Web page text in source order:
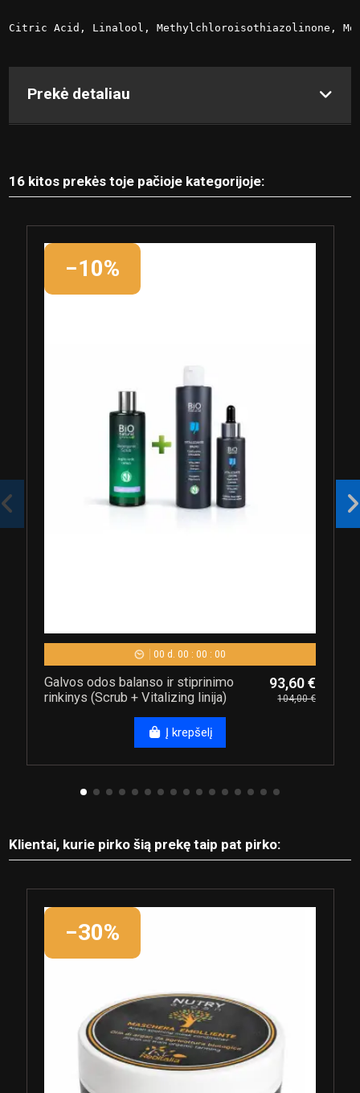
Citric Acid, Linalool, Methylchloroisothiazolinone,
Prekė detaliau
16 kitos prekės toje pačioje kategorijoje:
−10%
00 d. 00 : 00 : 00
Galvos odos balanso ir stiprinimo
rinkinys (Scrub + Vitalizing linija)
93,60 €
104,00 €
Į krepšelį
Klientai, kurie pirko šią prekę taip pat pirko:
−30%